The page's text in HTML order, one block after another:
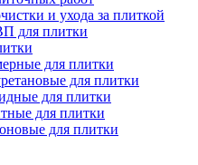
и ухода за плиткой
для плитки
для плитки
для плитки
для плитки
для плитки
для плитки